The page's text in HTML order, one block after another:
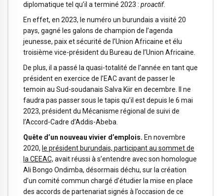
diplomatique tel qu’il a terminé 2023 : proactif.
En effet, en 2023, le numéro un burundais a visité 20
pays, gagné les galons de champion de l’agenda
jeunesse, paix et sécurité de l’Union Africaine et élu
troisième vice-président du Bureau de l’Union Africaine.
De plus, il a passé la quasi-totalité de l’année en tant que
président en exercice de l’EAC avant de passer le
temoin au Sud-soudanais Salva Kiir en decembre. Il ne
faudra pas passer sous le tapis qu’il est depuis le 6 mai
2023, président du Mécanisme régional de suivi de
l’Accord-Cadre d’Addis-Abeba.
Quête d’un nouveau vivier d’emplois. En novembre
2020, le président burundais, participant au sommet de
la CEEAC, avait réussi à s’entendre avec son homologue
Ali Bongo Ondimba, désormais déchu, sur la création
d’un comité commun chargé d’étudier la mise en place
des accords de partenariat signés à l’occasion de ce